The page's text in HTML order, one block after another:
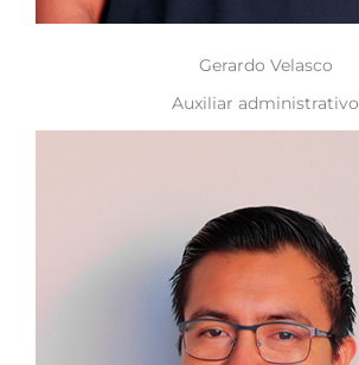
Gerardo Velasco
Auxiliar administrativo